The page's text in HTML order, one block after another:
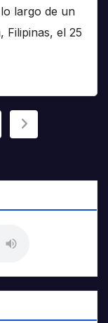
largo de un
Filipinas, el 25